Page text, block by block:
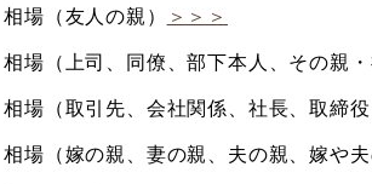
場（友人の親）
＞＞＞
（上司、同僚、部下本人、その親・
（取引先、会社関係、社長、取締役
（嫁の親、妻の親、夫の親、嫁や夫